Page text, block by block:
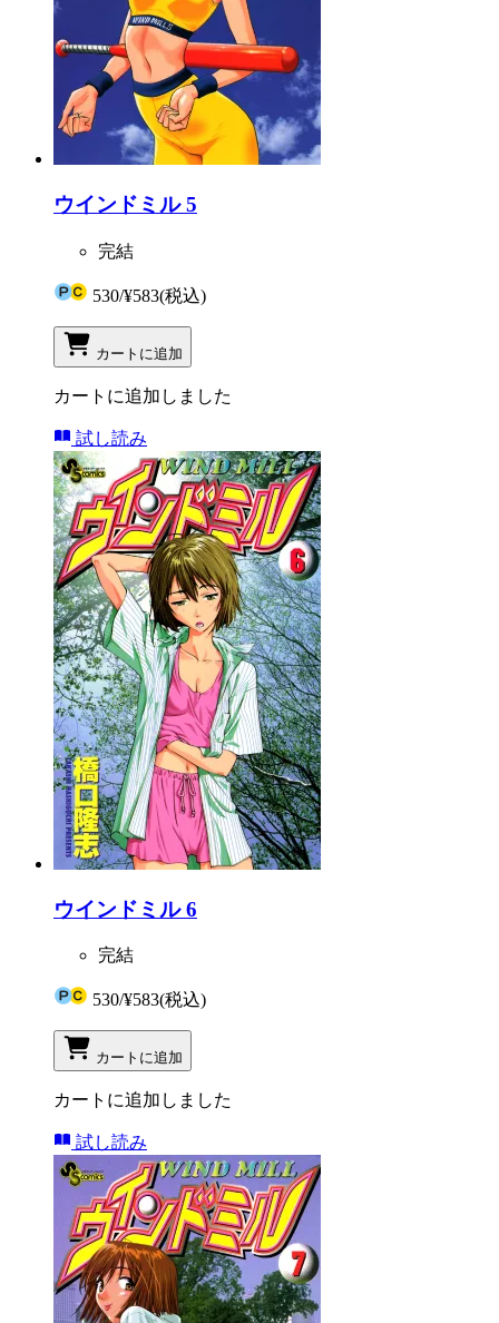
ウインドミル 5
完結
530/¥583(税込)
カートに追加
カートに追加しました
試し読み
ウインドミル 6
完結
530/¥583(税込)
カートに追加
カートに追加しました
試し読み